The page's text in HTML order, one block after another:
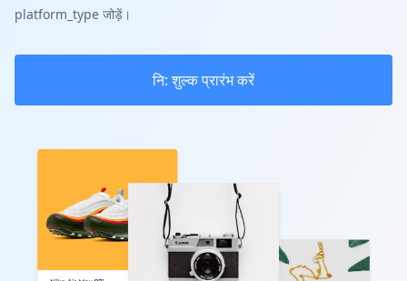
platform_type जोड़ें।
नि: शुल्क प्रारंभ करें